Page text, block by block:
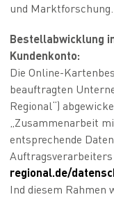
und Marktforschung.
Bestellabwicklung
Kundenkonto:
Die Online-
beauftragten
Regional“)
„Zusammenarbeit
entsprechende
Auftragsverarbeiters
regional.de/
Ind diesem Rahmen